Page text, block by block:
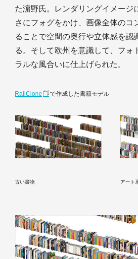
た濵野氏。レンダリングイメージ
さにフォグをかけ、画像全体のコ
ることで空間の奥行や立体感を認
る。そして欧州を意識して、フォ
ラルな風合いに仕上げられた。
RailClone で作成した書籍モデル
古い書物 アート